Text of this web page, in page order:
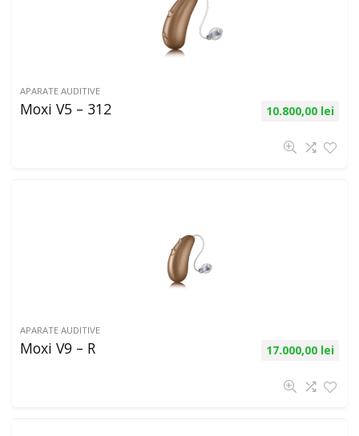
APARATE AUDITIVE
Moxi V5 – 312 10.800,00 lei
APARATE AUDITIVE
Moxi V9 – R 17.000,00 lei